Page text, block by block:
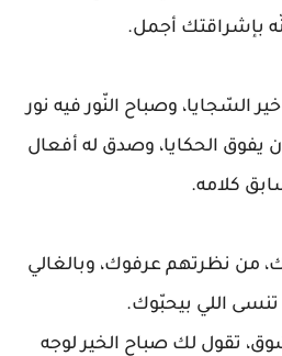
بإشراقتك أجمل.
السّجايا، وصباح النّور فيه نور
يفوق الحكايا، وصدق له أفعال
كلامه.
من نظرتهم عرفوك، وبالغالي
اللي بيحبّوك.
تقول لك صباح الخير لوجه